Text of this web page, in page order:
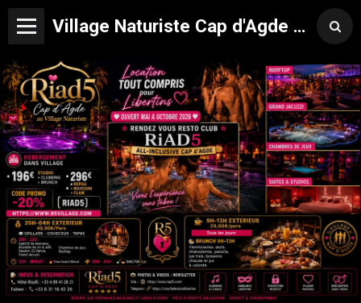
Village Naturiste Cap d'Agde Hôtel Libertin Location Studio Club Riad 5